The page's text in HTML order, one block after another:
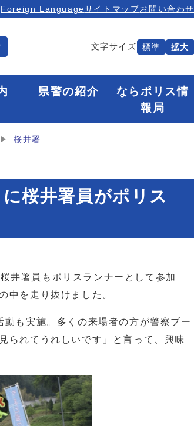
Foreign Languageサイトマップお問い合わせ
文字サイズ 標準 拡大
県警の紹介
ならポリス情
報局
桜井署
桜井署員がポリス
井署員もポリスランナーとして参加
中を走り抜けました。
も実施。多くの来場者の方が警察ブー
られてうれしいです」と言って、興味